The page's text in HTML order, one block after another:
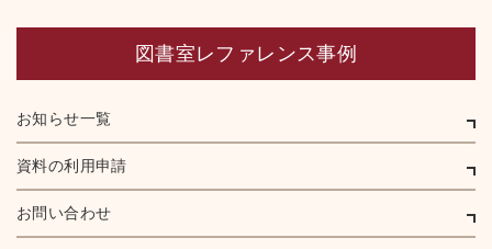
図書室レファレンス事例
お知らせ一覧
資料の利用申請
お問い合わせ